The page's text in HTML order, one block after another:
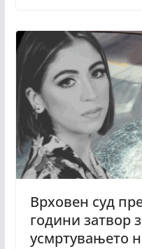
Врховен суд
години затвор
усмртувањето